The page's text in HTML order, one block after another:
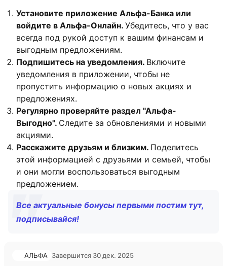
Установите приложение Альфа-Банка или
войдите в Альфа-Онлайн. Убедитесь, что у вас
всегда под рукой доступ к вашим финансам и
выгодным предложениям.
Подпишитесь на уведомления. Включите
уведомления в приложении, чтобы не
пропустить информацию о новых акциях и
предложениях.
Регулярно проверяйте раздел "Альфа-
Выгодно". Следите за обновлениями и новыми
акциями.
Расскажите друзьям и близким. Поделитесь
этой информацией с друзьями и семьей, чтобы
и они могли воспользоваться выгодным
предложением.
Все актуальные бонусы первыми постим тут,
подписывайся!
АЛЬФА Завершится 30 дек. 2025